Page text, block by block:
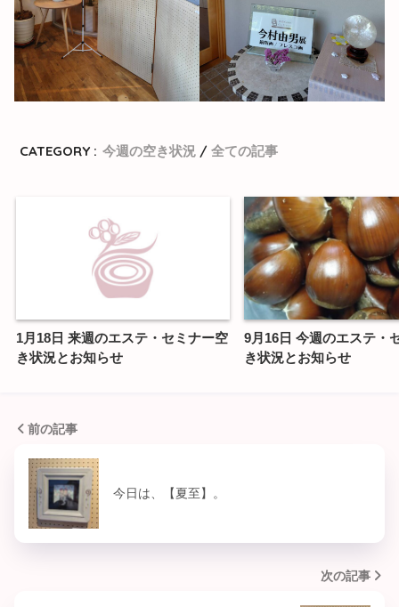
CATEGORY : 今週の空き状況 全ての記事
1月18日 来週のエステ・セミナー空
き状況とお知らせ
9月16日 今週のエステ・
き状況とお知らせ
前の記事
今日は、【夏至】。
次の記事